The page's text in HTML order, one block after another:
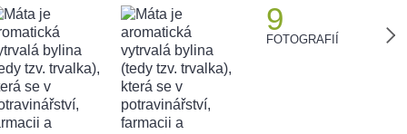
9
FOTOGRAFIÍ